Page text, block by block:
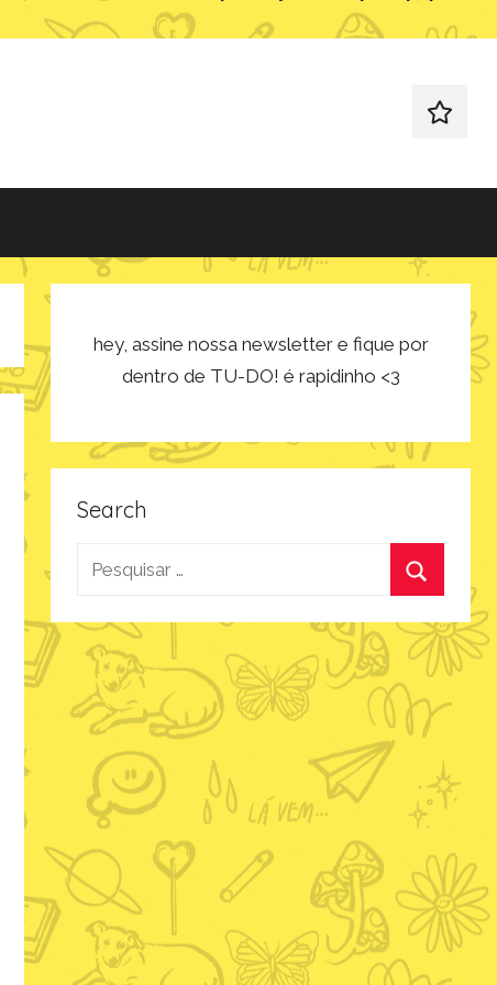
redes
hey, assine nossa newsletter e fique por
dentro de TU-DO! é rapidinho <3
Search
Pesquisar
Procurar